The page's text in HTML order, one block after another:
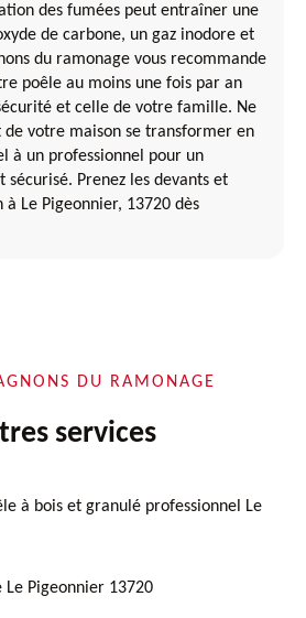
des fumées peut entraîner une
de carbone, un gaz inodore et
du ramonage vous recommande
poêle au moins une fois par an
et celle de votre famille. Ne
de votre maison se transformer en
à un professionnel pour un
sécurisé. Prenez les devants et
Le Pigeonnier, 13720 dès
DU RAMONAGE
services
à bois et granulé professionnel Le
Le Pigeonnier 13720